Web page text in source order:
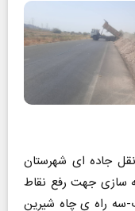
جاده ای شهرستان
۲۷ آذر ماه، شانه سازی جهت رفع نقاط
سه راه ی چاه شیرین